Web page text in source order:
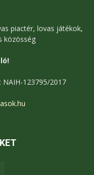
piactér, lovas játékok,
közösség
NAIH-123795/2017